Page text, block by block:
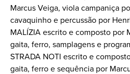
Marcus Veiga, viola campaniça
cavaquinho e percussão por
MALÍZIA escrito e composto por
gaita, ferro, samplagens e
STRADA NOTI escrito e
gaita, ferro e sequência por